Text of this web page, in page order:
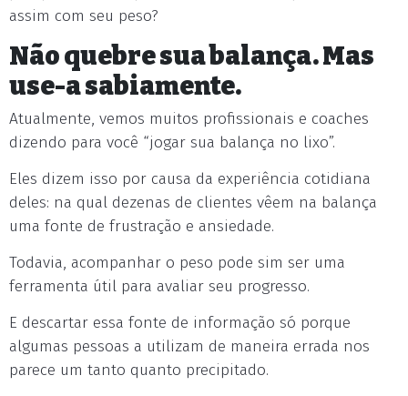
assim com seu peso?
Não quebre sua balança. Mas
use-a sabiamente.
Atualmente, vemos muitos profissionais e coaches
dizendo para você “jogar sua balança no lixo”.
Eles dizem isso por causa da experiência cotidiana
deles: na qual dezenas de clientes vêem na balança
uma fonte de frustração e ansiedade.
Todavia, acompanhar o peso pode sim ser uma
ferramenta útil para avaliar seu progresso.
E descartar essa fonte de informação só porque
algumas pessoas a utilizam de maneira errada nos
parece um tanto quanto precipitado.